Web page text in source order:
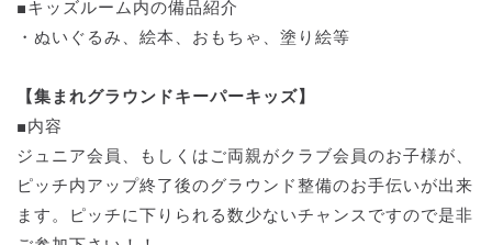
■キッズルーム内の備品紹介
・ぬいぐるみ、絵本、おもちゃ、塗り絵等
【集まれグラウンドキーパーキッズ】
■内容
ジュニア会員、もしくはご両親がクラブ会員のお子様が、
ピッチ内アップ終了後のグラウンド整備のお手伝いが出来
ます。ピッチに下りられる数少ないチャンスですので是非